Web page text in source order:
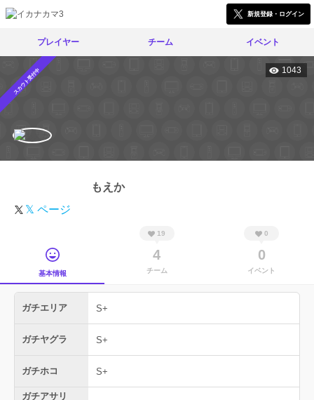
新規登録・ログイン
プレイヤー チーム イベント
スカウト受付中 1043
もえか
𝕏 ページ
基本情報
19
4
チーム
0
0
イベント
ガチエリア S+
ガチヤグラ S+
ガチホコ S+
ガチアサリ